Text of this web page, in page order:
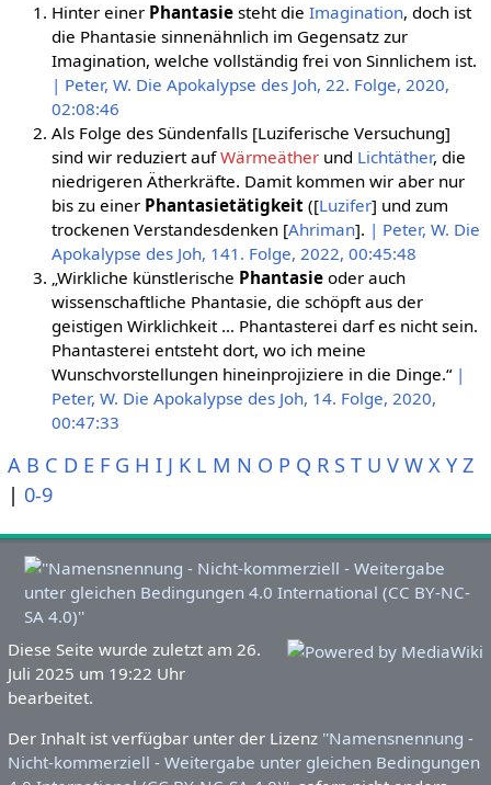
Hinter einer Phantasiesteht die Imagination, doch ist
die Phantasie sinnenähnlich im Gegensatz zur
Imagination, welche vollständig frei von Sinnlichem ist.
| Peter, W. Die Apokalypse des Joh, 22. Folge, 2020,
02:08:46
Als Folge des Sündenfalls [Luziferische Versuchung]
sind wir reduziert aufWärmeätherund Lichtäther, die
niedrigeren Ätherkräfte. Damit kommen wir aber nur
bis zu einer Phantasietätigkeit([Luzifer] und zum
trockenen Verstandesdenken [Ahriman]. | Peter, W. Die
Apokalypse des Joh, 141. Folge, 2022, 00:45:48
„Wirkliche künstlerische Phantasieoder auch
wissenschaftliche Phantasie, die schöpft aus der
geistigen Wirklichkeit … Phantasterei darf es nicht sein.
Phantasterei entsteht dort, wo ich meine
Wunschvorstellungen hineinprojiziere in die Dinge.“ |
Peter, W. Die Apokalypse des Joh, 14. Folge, 2020,
00:47:33
A B C D E F G H I J K L M N O P Q R S T U V W X Y Z
| 0-9
Diese Seite wurde zuletzt am 26.
Juli 2025 um 19:22 Uhr
bearbeitet.
Der Inhalt ist verfügbar unter der Lizenz ''Namensnennung -
Nicht-kommerziell - Weitergabe unter gleichen Bedingungen